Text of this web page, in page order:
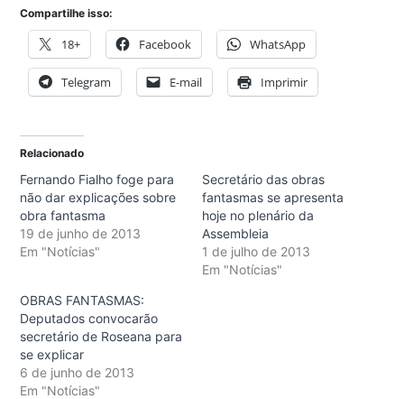
Compartilhe isso:
18+ Facebook WhatsApp
Telegram E-mail Imprimir
Relacionado
Fernando Fialho foge para
não dar explicações sobre
obra fantasma
19 de junho de 2013
Em "Notícias"
Secretário das obras
fantasmas se apresenta
hoje no plenário da
Assembleia
1 de julho de 2013
Em "Notícias"
OBRAS FANTASMAS:
Deputados convocarão
secretário de Roseana para
se explicar
6 de junho de 2013
Em "Notícias"